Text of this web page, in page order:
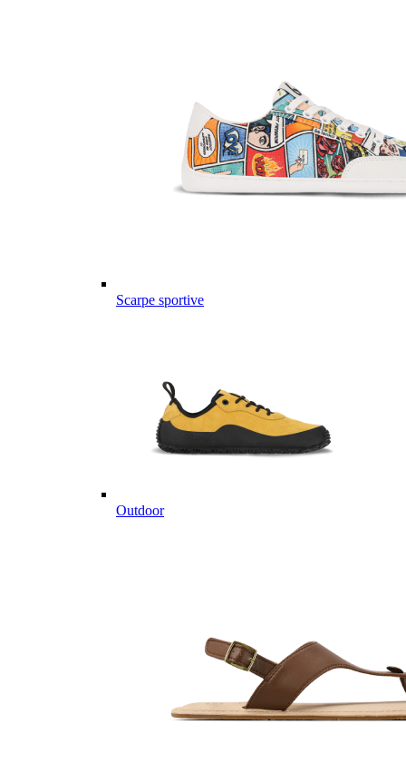
Scarpe sportive
Outdoor